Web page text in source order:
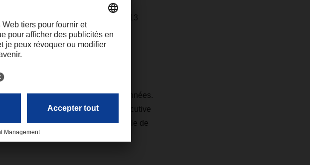
DACHSER pendant huit ans, de 2013
au cours des deux dernières années.
il a continué à développer l'Executive
importantes pour l'ensemble de
Président du Conseil de